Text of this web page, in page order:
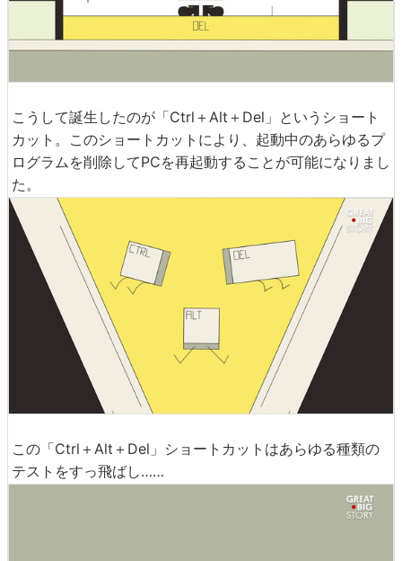
こうして誕生したのが「Ctrl＋Alt＋Del」というショート
カット。このショートカットにより、起動中のあらゆるプ
ログラムを削除してPCを再起動することが可能になりまし
た。
この「Ctrl＋Alt＋Del」ショートカットはあらゆる種類の
テストをすっ飛ばし……